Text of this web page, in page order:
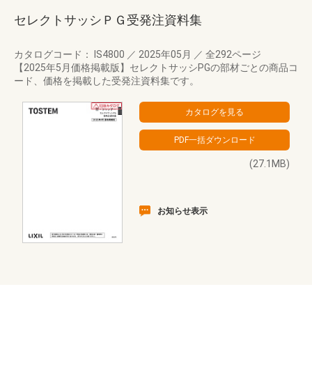
セレクトサッシＰＧ受発注資料集
カタログコード： IS4800 ／ 2025年05月 ／ 全292ページ
【2025年5月価格掲載版】セレクトサッシPGの部材ごとの商品コ
ード、価格を掲載した受発注資料集です。
(27.1MB)
お知らせ表示